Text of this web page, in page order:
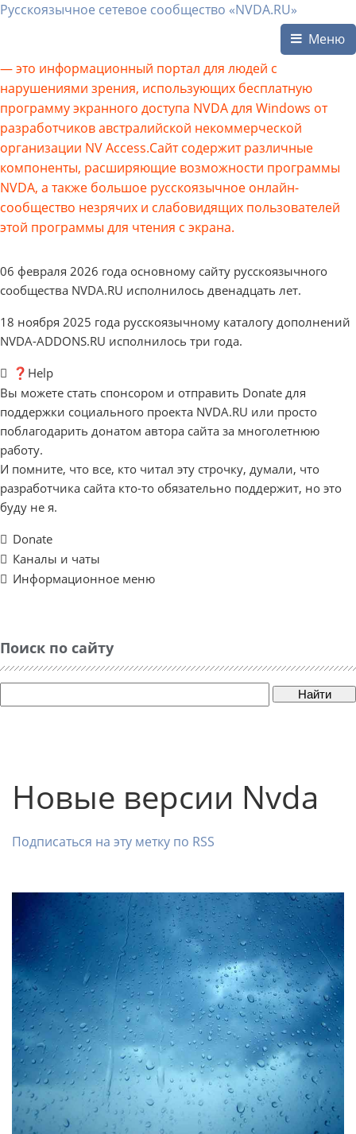
Русскоязычное сетевое сообщество «NVDA.RU»
Меню
— это информационный портал для людей с
нарушениями зрения, использующих бесплатную
программу экранного доступа NVDA для Windows от
разработчиков австралийской некоммерческой
организации NV Access.Сайт содержит различные
компоненты, расширяющие возможности программы
NVDA, а также большое русскоязычное онлайн-
сообщество незрячих и слабовидящих пользователей
этой программы для чтения с экрана.
06 февраля 2026 года основному сайту русскоязычного
сообщества NVDA.RU исполнилось двенадцать лет.
18 ноября 2025 года русскоязычному каталогу дополнений
NVDA-ADDONS.RU исполнилось три года.
❓Help
Вы можете стать спонсором и отправить Donate для
поддержки социального проекта NVDA.RU или просто
поблагодарить донатом автора сайта за многолетнюю
работу.
И помните, что все, кто читал эту строчку, думали, что
разработчика сайта кто-то обязательно поддержит, но это
буду не я.
Donate
Каналы и чаты
Информационное меню
Поиск по сайту
Найти
Новые версии Nvda
Подписаться на эту метку по RSS